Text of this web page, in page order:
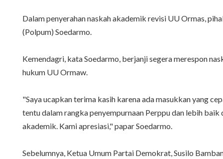
Dalam penyerahan naskah akademik revisi UU Ormas,
(Polpum) Soedarmo.
Kemendagri, kata Soedarmo, berjanji segera merespon
hukum UU Ormaw.
"Saya ucapkan terima kasih karena ada masukkan yang
tentu dalam rangka penyempurnaan Perppu dan lebih
akademik. Kami apresiasi," papar Soedarmo.
Sebelumnya, Ketua Umum Partai Demokrat, Susilo